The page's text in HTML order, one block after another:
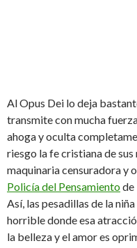
Al Opus Dei lo deja
transmite con mucha
ahoga y oculta
riesgo la fe cristiana de
maquinaria censuradora y
Policía del Pensamientode
Así, las pesadillas de la
horrible donde esa
la belleza y el amor es